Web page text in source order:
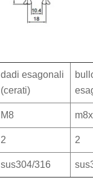
dadi esagonali
(cerati)
M8
2 2
sus304/316